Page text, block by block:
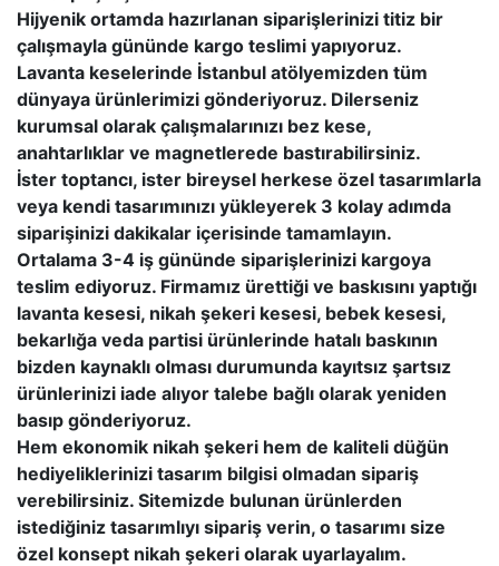
Hijyenik ortamda hazırlanan siparişlerinizi titiz bir
çalışmayla gününde kargo teslimi yapıyoruz.
Lavanta keselerinde İstanbul atölyemizden tüm
dünyaya ürünlerimizi gönderiyoruz. Dilerseniz
kurumsal olarak çalışmalarınızı bez kese,
anahtarlıklar ve magnetlerede bastırabilirsiniz.
İster toptancı, ister bireysel herkese özel tasarımlarla
veya kendi tasarımınızı yükleyerek 3 kolay adımda
siparişinizi dakikalar içerisinde tamamlayın.
Ortalama 3-4 iş gününde siparişlerinizi kargoya
teslim ediyoruz. Firmamız ürettiği ve baskısını yaptığı
lavanta kesesi, nikah şekeri kesesi, bebek kesesi,
bekarlığa veda partisi ürünlerinde hatalı baskının
bizden kaynaklı olması durumunda kayıtsız şartsız
ürünlerinizi iade alıyor talebe bağlı olarak yeniden
basıp gönderiyoruz.
Hem ekonomik nikah şekeri hem de kaliteli düğün
hediyeliklerinizi tasarım bilgisi olmadan sipariş
verebilirsiniz. Sitemizde bulunan ürünlerden
istediğiniz tasarımlıyı sipariş verin, o tasarımı size
özel konsept nikah şekeri olarak uyarlayalım.